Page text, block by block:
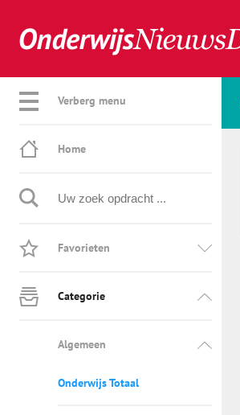
Verberg menu
Home
Favorieten
Categorie
Algemeen
Onderwijs Totaal